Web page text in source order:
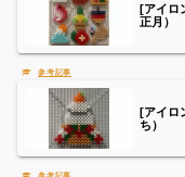
[アイロ
正月）
[アイロ
ち）